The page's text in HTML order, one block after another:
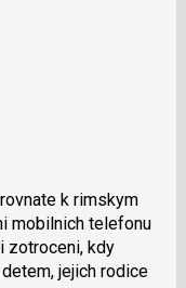
k rimskym
mobilnich telefonu
zotroceni, kdy
jejich rodice